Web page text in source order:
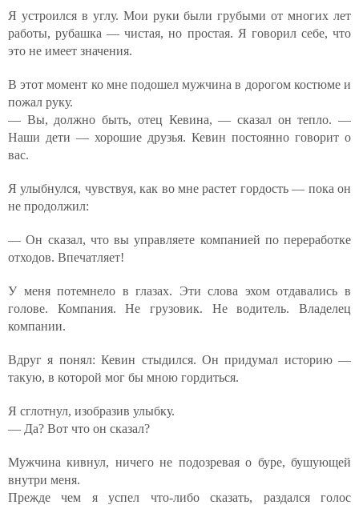
Я устроился в углу. Мои руки были грубыми от многих лет
работы, рубашка — чистая, но простая. Я говорил себе, что
это не имеет значения.
В этот момент ко мне подошел мужчина в дорогом костюме и
пожал руку.
— Вы, должно быть, отец Кевина, — сказал он тепло. —
Наши дети — хорошие друзья. Кевин постоянно говорит о
вас.
Я улыбнулся, чувствуя, как во мне растет гордость — пока он
не продолжил:
— Он сказал, что вы управляете компанией по переработке
отходов. Впечатляет!
У меня потемнело в глазах. Эти слова эхом отдавались в
голове. Компания. Не грузовик. Не водитель. Владелец
компании.
Вдруг я понял: Кевин стыдился. Он придумал историю —
такую, в которой мог бы мною гордиться.
Я сглотнул, изобразив улыбку.
— Да? Вот что он сказал?
Мужчина кивнул, ничего не подозревая о буре, бушующей
внутри меня.
Прежде чем я успел что-либо сказать, раздался голос